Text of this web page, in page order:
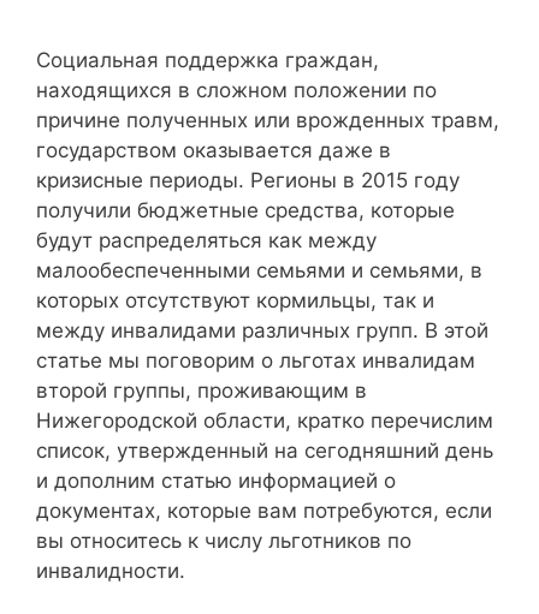
Социальная поддержка граждан,
находящихся в сложном положении по
причине полученных или врожденных травм,
государством оказывается даже в
кризисные периоды. Регионы в 2015 году
получили бюджетные средства, которые
будут распределяться как между
малообеспеченными семьями и семьями, в
которых отсутствуют кормильцы, так и
между инвалидами различных групп. В этой
статье мы поговорим о льготах инвалидам
второй группы, проживающим в
Нижегородской области, кратко перечислим
список, утвержденный на сегодняшний день
и дополним статью информацией о
документах, которые вам потребуются, если
вы относитесь к числу льготников по
инвалидности.